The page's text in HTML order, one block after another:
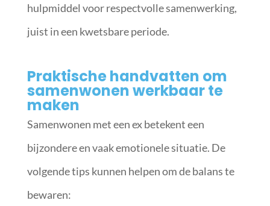
hulpmiddel voor respectvolle samenwerking,
juist in een kwetsbare periode.
Praktische handvatten om
samenwonen werkbaar te
maken
Samenwonen met een ex betekent een
bijzondere en vaak emotionele situatie. De
volgende tips kunnen helpen om de balans te
bewaren: